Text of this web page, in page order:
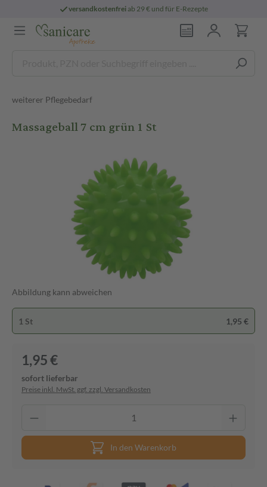
versandkostenfreiab 29 € und für E-Rezepte
weiterer Pflegebedarf
Massageball 7 cm grün 1 St
Abbildung kann abweichen
1 St 1,95 €
1,95 €
sofort lieferbar
Preise inkl. MwSt. ggf. zzgl. Versandkosten
In den Warenkorb